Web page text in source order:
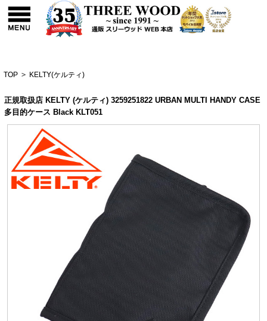
TOP > KELTY(ケルティ)
正規取扱店 KELTY (ケルティ) 3259251822 URBAN MULTI HANDY CASE
多目的ケース Black KLT051